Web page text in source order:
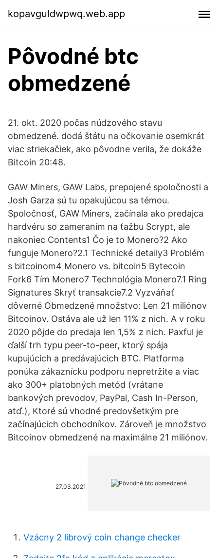
kopavguldwpwq.web.app
Pôvodné btc
obmedzené
21. okt. 2020 počas núdzového stavu
obmedzené. dodá štátu na očkovanie osemkrát
viac striekačiek, ako pôvodne verila, že dokáže
Bitcoin 20:48.
GAW Miners, GAW Labs, prepojené spoločnosti a
Josh Garza sú tu opakujúcou sa témou.
Spoločnosť, GAW Miners, začínala ako predajca
hardvéru so zameraním na ťažbu Scrypt, ale
nakoniec Contents1 Čo je to Monero?2 Ako
funguje Monero?2.1 Technické detaily3 Problém
s bitcoinom4 Monero vs. bitcoin5 Bytecoin
Fork6 Tím Monero7 Technológia Monero7.1 Ring
Signatures Skryť transakcie7.2 Vyzváňať
dôverné Obmedzené množstvo: Len 21 miliónov
Bitcoinov. Ostáva ale už len 11% z nich. A v roku
2020 pôjde do predaja len 1,5% z nich. Paxful je
ďalší trh typu peer-to-peer, ktorý spája
kupujúcich a predávajúcich BTC. Platforma
ponúka zákaznícku podporu nepretržite a viac
ako 300+ platobných metód (vrátane
bankových prevodov, PayPal, Cash In-Person,
atď.), Ktoré sú vhodné predovšetkým pre
začínajúcich obchodníkov. Zároveň je množstvo
Bitcoinov obmedzené na maximálne 21 miliónov.
27.03.2021
Vzácny 2 librový coin change checker